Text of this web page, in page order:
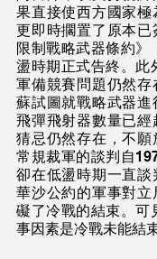
果直接使西方國家極
更即時擱置了原本
限制戰略武器條約》
盪時期正式告終。此
軍備競賽問題仍然存
蘇試圖就戰略武器進
飛彈飛射器數量已經
猜忌仍然存在，不願
常規裁軍的談判自
卻在低盪時期一直談
華沙公約的軍事對
礙了冷戰的結束。可
事因素是冷戰未能結